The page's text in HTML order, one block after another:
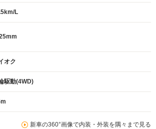
L
オク
駆動(4WD)
新車の360°画像で内装・外装を隅々まで見る